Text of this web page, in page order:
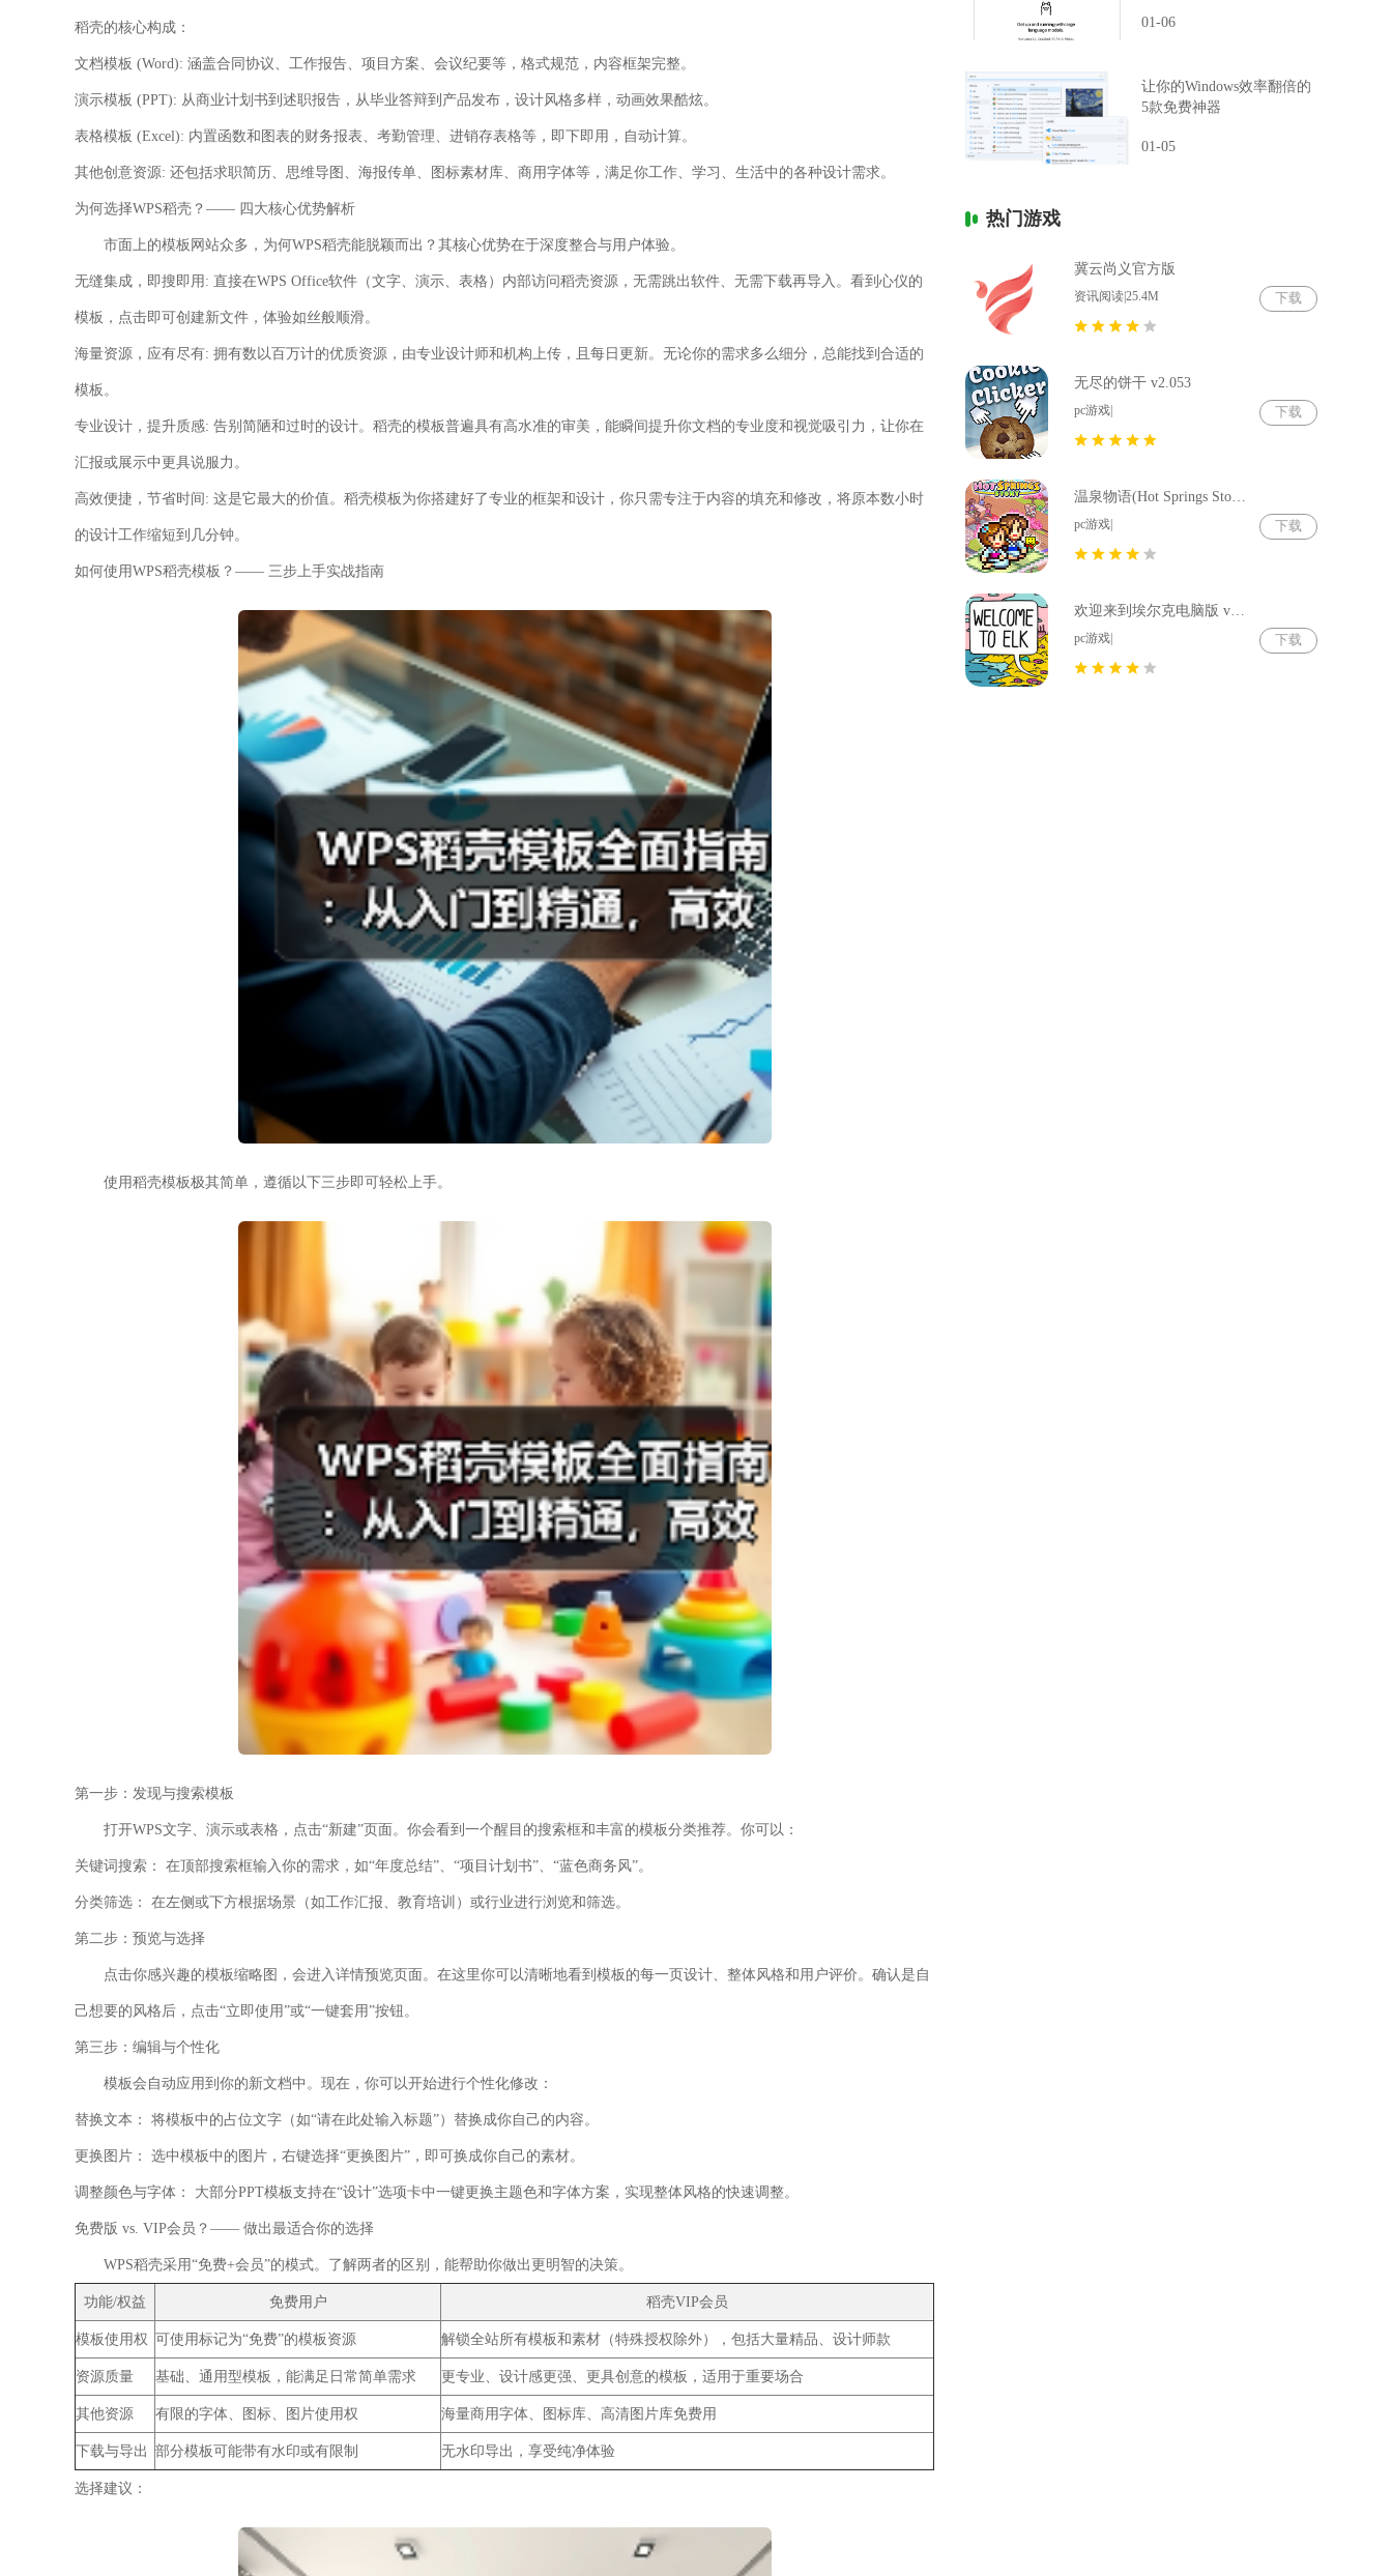
稻壳的核心构成：
文档模板 (Word): 涵盖合同协议、工作报告、项目方案、会议纪要等，格式规范，内容框架完整。
演示模板 (PPT): 从商业计划书到述职报告，从毕业答辩到产品发布，设计风格多样，动画效果酷炫。
表格模板 (Excel): 内置函数和图表的财务报表、考勤管理、进销存表格等，即下即用，自动计算。
其他创意资源: 还包括求职简历、思维导图、海报传单、图标素材库、商用字体等，满足你工作、学习、生活中的各种设计需求。
为何选择WPS稻壳？—— 四大核心优势解析
市面上的模板网站众多，为何WPS稻壳能脱颖而出？其核心优势在于深度整合与用户体验。
无缝集成，即搜即用: 直接在WPS Office软件（文字、演示、表格）内部访问稻壳资源，无需跳出软件、无需下载再导入。看到心仪的
模板，点击即可创建新文件，体验如丝般顺滑。
海量资源，应有尽有: 拥有数以百万计的优质资源，由专业设计师和机构上传，且每日更新。无论你的需求多么细分，总能找到合适的
模板。
专业设计，提升质感: 告别简陋和过时的设计。稻壳的模板普遍具有高水准的审美，能瞬间提升你文档的专业度和视觉吸引力，让你在
汇报或展示中更具说服力。
高效便捷，节省时间: 这是它最大的价值。稻壳模板为你搭建好了专业的框架和设计，你只需专注于内容的填充和修改，将原本数小时
的设计工作缩短到几分钟。
如何使用WPS稻壳模板？—— 三步上手实战指南
使用稻壳模板极其简单，遵循以下三步即可轻松上手。
第一步：发现与搜索模板
打开WPS文字、演示或表格，点击“新建”页面。你会看到一个醒目的搜索框和丰富的模板分类推荐。你可以：
关键词搜索： 在顶部搜索框输入你的需求，如“年度总结”、“项目计划书”、“蓝色商务风”。
分类筛选： 在左侧或下方根据场景（如工作汇报、教育培训）或行业进行浏览和筛选。
第二步：预览与选择
点击你感兴趣的模板缩略图，会进入详情预览页面。在这里你可以清晰地看到模板的每一页设计、整体风格和用户评价。确认是自
己想要的风格后，点击“立即使用”或“一键套用”按钮。
第三步：编辑与个性化
模板会自动应用到你的新文档中。现在，你可以开始进行个性化修改：
替换文本： 将模板中的占位文字（如“请在此处输入标题”）替换成你自己的内容。
更换图片： 选中模板中的图片，右键选择“更换图片”，即可换成你自己的素材。
调整颜色与字体： 大部分PPT模板支持在“设计”选项卡中一键更换主题色和字体方案，实现整体风格的快速调整。
免费版 vs. VIP会员？—— 做出最适合你的选择
WPS稻壳采用“免费+会员”的模式。了解两者的区别，能帮助你做出更明智的决策。
功能/权益 免费用户 稻壳VIP会员
模板使用权 可使用标记为“免费”的模板资源 解锁全站所有模板和素材（特殊授权除外） ，包括大量精品、设计师款
资源质量 基础、通用型模板，能满足日常简单需求 更专业、设计感更强、更具创意的模板 ，适用于重要场合
其他资源 有限的字体、图标、图片使用权 海量商用字体、图标库、高清图片库免费用
下载与导出 部分模板可能带有水印或有限制 无水印导出 ，享受纯净体验
选择建议：
01-06
让你的Windows效率翻倍的
5款免费神器
01-05
热门游戏
冀云尚义官方版
资讯阅读|25.4M 下载
无尽的饼干 v2.053
pc游戏| 下载
温泉物语(Hot Springs Story) v2.79
pc游戏| 下载
欢迎来到埃尔克电脑版 v1.22.4
pc游戏| 下载